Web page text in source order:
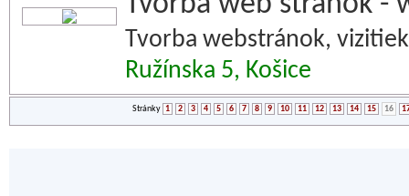
Tvorba webstránok,
Ružínska 5, Košice
Stránky 1 2 3 4 5 6 7 8 9 10 11 12 13 14 15 16